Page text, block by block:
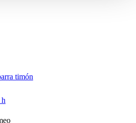
timón